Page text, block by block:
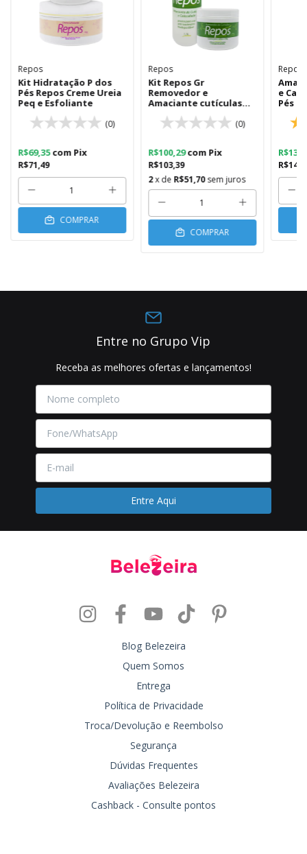
Repos
Kit Hidratação P dos
Pés Repos Creme Ureia
Peq e Esfoliante
(0)
R$71,49
R$69,35com Pix
COMPRAR
Repos
Kit Repos Gr
Removedor e
Amaciante cutículas
(0)
R$103,39
R$100,29com Pix
2x de R$51,70 sem juros
COMPRAR
Repos
e
Pés
Entre no Grupo Vip
Receba as melhores ofertas e lançamentos!
Blog Belezeira
Quem Somos
Entrega
Política de Privacidade
Troca/Devolução e Reembolso
Segurança
Dúvidas Frequentes
Avaliações Belezeira
Cashback - Consulte pontos